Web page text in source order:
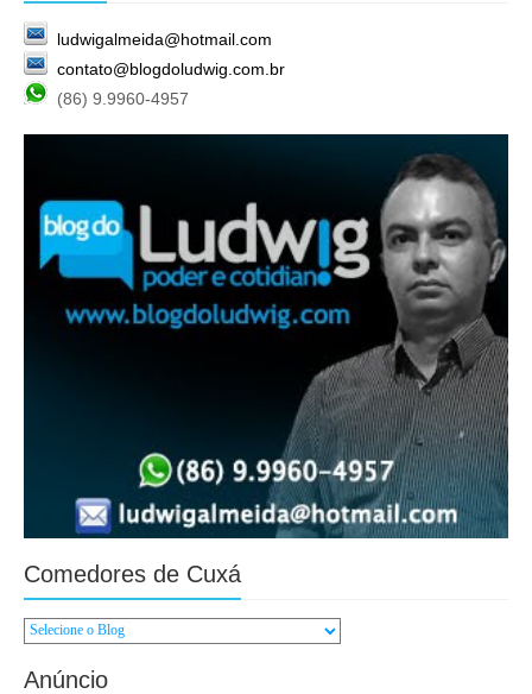
ludwigalmeida@hotmail.com
contato@blogdoludwig.com.br
(86) 9.9960-4957
Comedores de Cuxá
Anúncio